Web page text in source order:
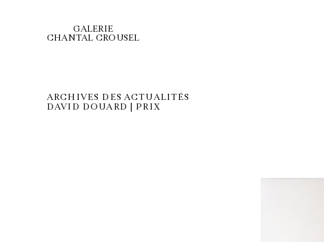
GALERIE
CHANTAL CROUSEL
ARCHIVES DES ACTUALITÉS
DAVID DOUARD | PRIX